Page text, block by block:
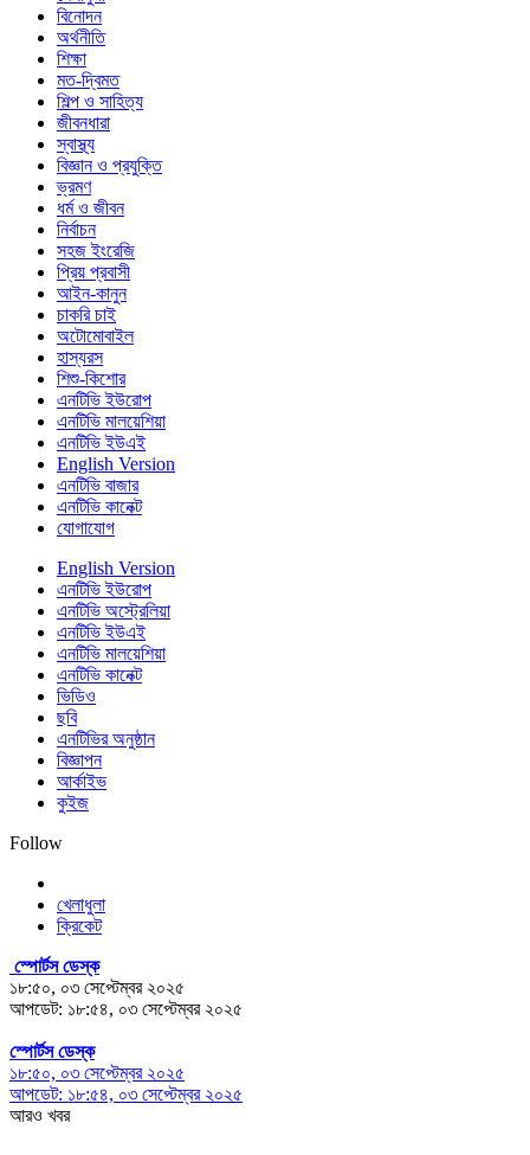
বিনোদন
অর্থনীতি
শিক্ষা
মত-দ্বিমত
শিল্প ও সাহিত্য
জীবনধারা
স্বাস্থ্য
বিজ্ঞান ও প্রযুক্তি
ভ্রমণ
ধর্ম ও জীবন
নির্বাচন
সহজ ইংরেজি
প্রিয় প্রবাসী
আইন-কানুন
চাকরি চাই
অটোমোবাইল
হাস্যরস
শিশু-কিশোর
এনটিভি ইউরোপ
এনটিভি মালয়েশিয়া
এনটিভি ইউএই
English Version
এনটিভি বাজার
এনটিভি কানেক্ট
যোগাযোগ
English Version
এনটিভি ইউরোপ
এনটিভি অস্ট্রেলিয়া
এনটিভি ইউএই
এনটিভি মালয়েশিয়া
এনটিভি কানেক্ট
ভিডিও
ছবি
এনটিভির অনুষ্ঠান
বিজ্ঞাপন
আর্কাইভ
কুইজ
Follow
খেলাধুলা
ক্রিকেট
স্পোর্টস ডেস্ক
১৮:৫০, ০৩ সেপ্টেম্বর ২০২৫
আপডেট: ১৮:৫৪, ০৩ সেপ্টেম্বর ২০২৫
স্পোর্টস ডেস্ক
১৮:৫০, ০৩ সেপ্টেম্বর ২০২৫
আপডেট: ১৮:৫৪, ০৩ সেপ্টেম্বর ২০২৫
আরও খবর